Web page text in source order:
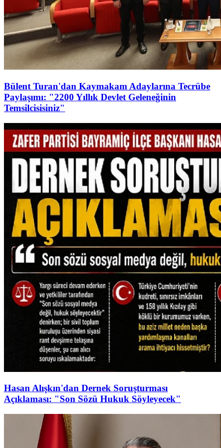
Bülent Turan'dan Kaymakam Adaylarına Tecrübe
Paylaşımı: "2200 Yıllık Devlet Geleneğinin
Temsilcisisiniz"
Hasan Alışkın'dan Dernek Soruşturması
Açıklaması: "Son Sözü Hukuk Söyleyecek"